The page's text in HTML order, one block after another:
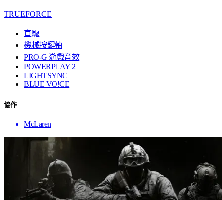
TRUEFORCE
直驅
機械按鍵軸
PRO-G 遊戲音效
POWERPLAY 2
LIGHTSYNC
BLUE VO!CE
協作
McLaren